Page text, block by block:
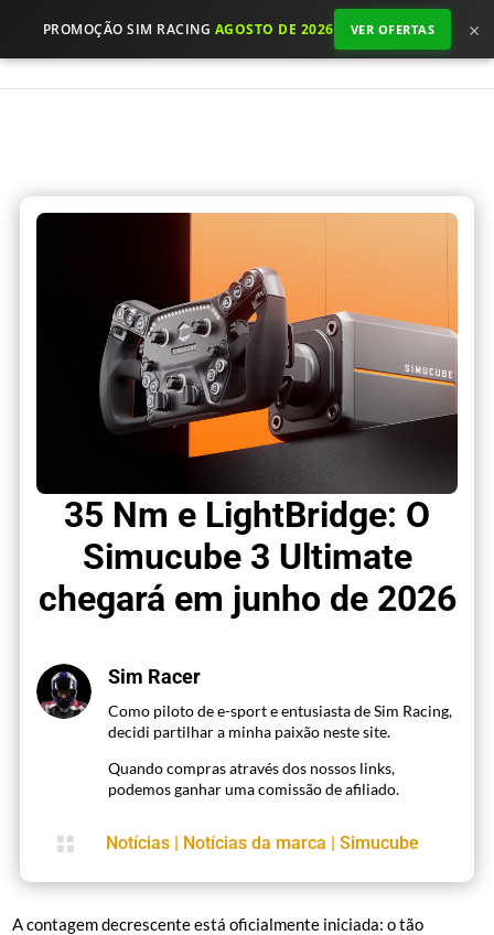
PROMOÇÃO SIM RACING AGOSTO DE 2026 VER OFERTAS ×
35 Nm e LightBridge: O
Simucube 3 Ultimate
chegará em junho de 2026
Sim Racer
Como piloto de e-sport e entusiasta de Sim Racing,
decidi partilhar a minha paixão neste site.
Quando compras através dos nossos links,
podemos ganhar uma comissão de afiliado.
 Notícias | Notícias da marca | Simucube
A contagem decrescente está oficialmente iniciada: o tão